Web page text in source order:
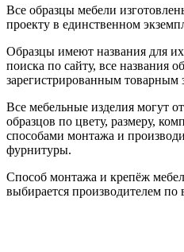
Все образцы мебели
проекту в единственном
Образцы имеют названия для
поиска по сайту, все названия
зарегистрированным товарным
Все мебельные изделия могут
образцов по цвету, размеру,
способами монтажа и
фурнитуры.
Способ монтажа и крепёж
выбирается производителем